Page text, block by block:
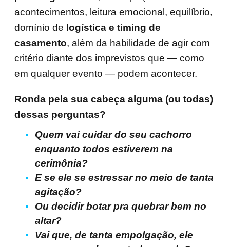
acontecimentos, leitura emocional, equilíbrio,
domínio de logística e timing de
casamento, além da habilidade de agir com
critério diante dos imprevistos que — como
em qualquer evento — podem acontecer.
Ronda pela sua cabeça alguma (ou todas)
dessas perguntas?
Quem vai cuidar do seu cachorro
enquanto todos estiverem na
cerimônia?
E se ele se estressar no meio de tanta
agitação?
Ou decidir botar pra quebrar bem no
altar?
Vai que, de tanta empolgação, ele